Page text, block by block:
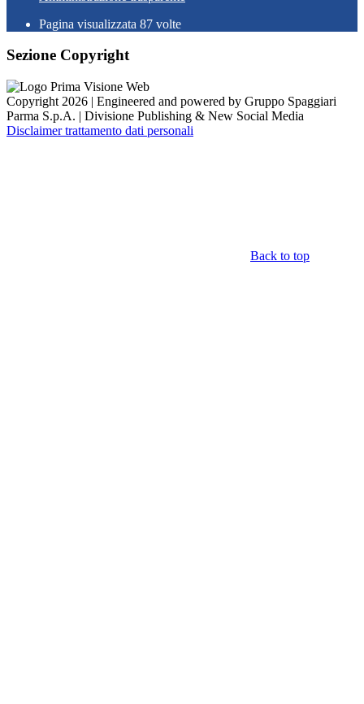
Pagina visualizzata 87 volte
Sezione Copyright
Copyright 2026 | Engineered and powered by Gruppo Spaggiari
Parma S.p.A. | Divisione Publishing & New Social Media
Disclaimer trattamento dati personali
Back to top